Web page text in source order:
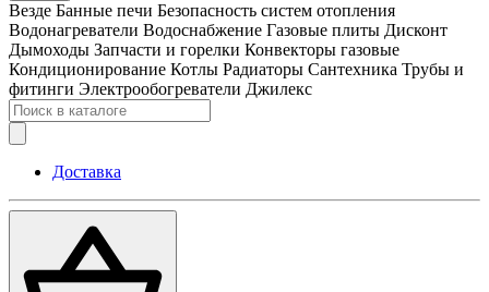
Везде Банные печи Безопасность систем отопления
Водонагреватели Водоснабжение Газовые плиты Дисконт
Дымоходы Запчасти и горелки Конвекторы газовые
Кондиционирование Котлы Радиаторы Сантехника Трубы и
фитинги Электрообогреватели Джилекс
Доставка